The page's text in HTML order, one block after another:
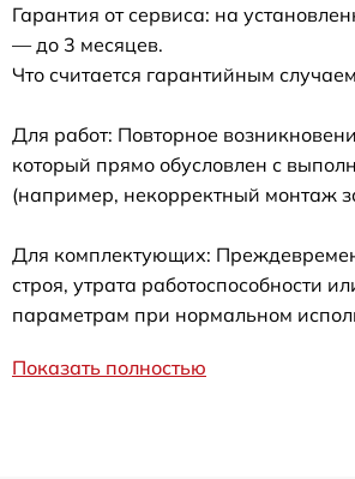
Гарантия от сервиса: на
— до 3 месяцев.
Что считается гарантийным
Для работ: Повторное
который прямо обусловлен с
(например, некорректный монтаж
Для комплектующих:
строя, утрата работоспособности
параметрам при нормальном
Показать полностью